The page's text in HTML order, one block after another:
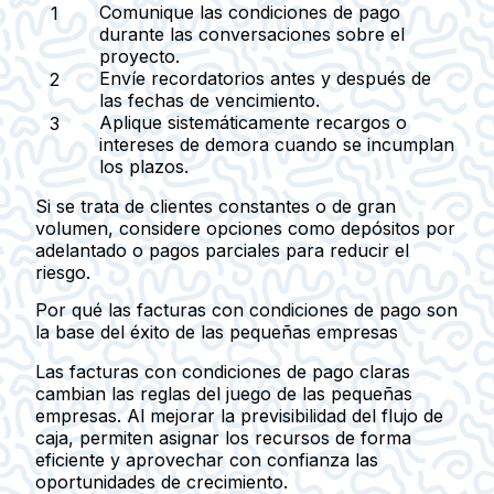
Comunique las condiciones de pago
durante las conversaciones sobre el
proyecto.
Envíe recordatorios antes y después de
las fechas de vencimiento.
Aplique sistemáticamente recargos o
intereses de demora cuando se incumplan
los plazos.
Si se trata de clientes constantes o de gran
volumen, considere opciones como depósitos por
adelantado o pagos parciales para reducir el
riesgo.
Por qué las facturas con condiciones de pago son
la base del éxito de las pequeñas empresas
Las facturas con condiciones de pago claras
cambian las reglas del juego de las pequeñas
empresas. Al mejorar la previsibilidad del flujo de
caja, permiten asignar los recursos de forma
eficiente y aprovechar con confianza las
oportunidades de crecimiento.